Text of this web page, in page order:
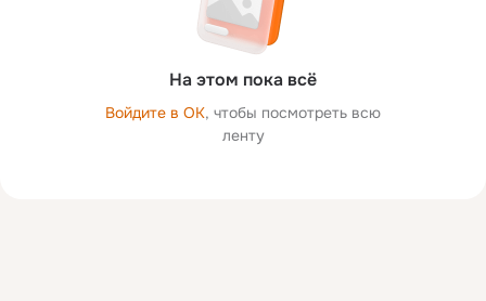
На этом пока всё
Войдите в ОК, чтобы посмотреть всю
ленту